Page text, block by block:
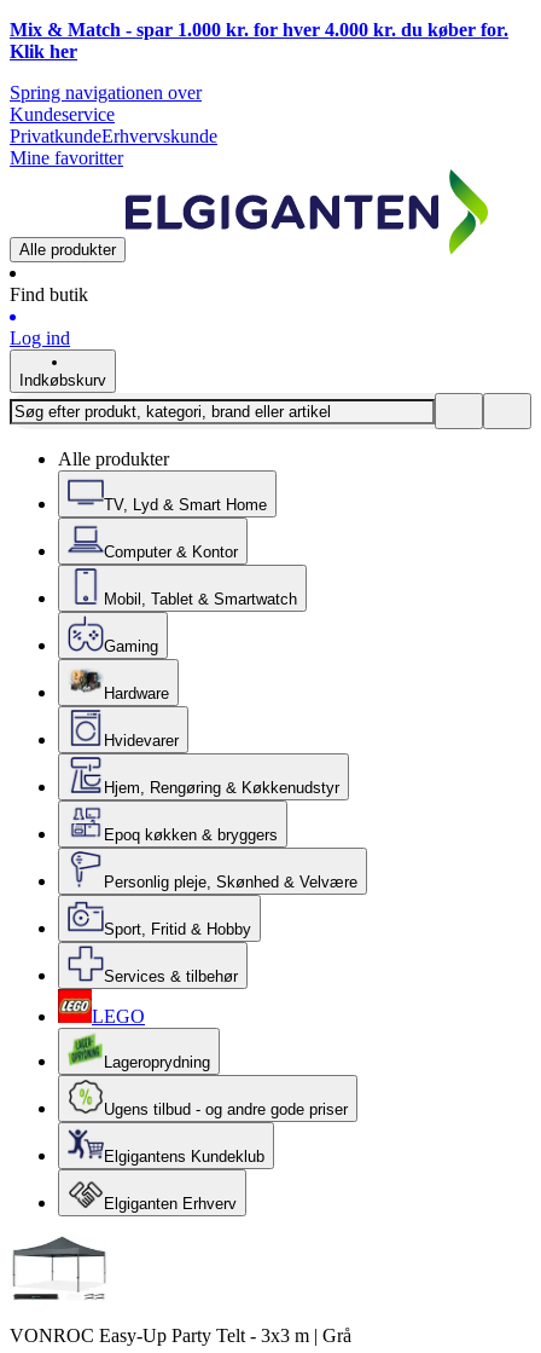
Mix & Match - spar 1.000 kr. for hver 4.000 kr. du køber for.
Klik her
Spring navigationen over
Kundeservice
PrivatkundeErhvervskunde
Mine favoritter
Alle produkter
Find butik
Log ind
Indkøbskurv
Alle produkter
TV, Lyd & Smart Home
Computer & Kontor
Mobil, Tablet & Smartwatch
Gaming
Hardware
Hvidevarer
Hjem, Rengøring & Køkkenudstyr
Epoq køkken & bryggers
Personlig pleje, Skønhed & Velvære
Sport, Fritid & Hobby
Services & tilbehør
LEGO
Lageroprydning
Ugens tilbud - og andre gode priser
Elgigantens Kundeklub
Elgiganten Erhverv
VONROC Easy-Up Party Telt - 3x3 m | Grå